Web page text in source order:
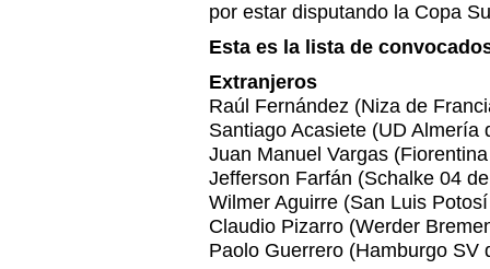
por estar disputando la Copa
Esta es la lista de
Extranjeros
Raúl Fernández (Niza de
Santiago Acasiete (UD Almería
Juan Manuel Vargas
Jefferson Farfán (Schalke 04
Wilmer Aguirre (San Luis
Claudio Pizarro (Werder
Paolo Guerrero (Hamburgo SV